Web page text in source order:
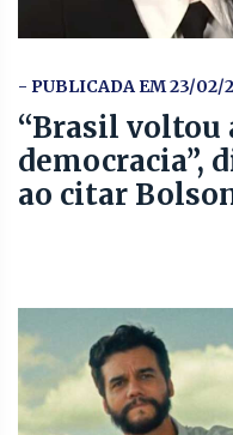
- PUBLICADA EM 23/02/
“Brasil voltou
democracia”,
ao citar